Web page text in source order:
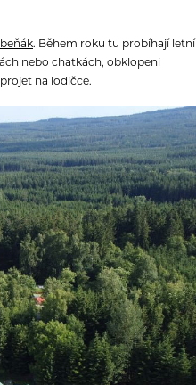
. Během roku tu probíhají letní
nebo chatkách, obklopeni
na lodičce.